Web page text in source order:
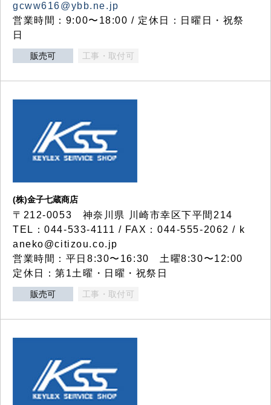
gcww616@ybb.ne.jp
営業時間：9:00〜18:00 / 定休日：日曜日・祝祭
日
販売可 工事・取付可
(株)金子七蔵商店
〒212-0053 神奈川県 川崎市幸区下平間214
TEL：044-533-4111 / FAX：044-555-2062 / k
aneko@citizou.co.jp
営業時間：平日8:30〜16:30 土曜8:30〜12:00
定休日：第1土曜・日曜・祝祭日
販売可 工事・取付可